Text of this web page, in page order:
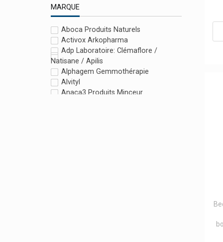
MARQUE
Aboca Produits Naturels
Activox Arkopharma
Adp Laboratoire: Clémaflore /
Natisane / Apilis
Alphagem Gemmothérapie
Alvityl
Anaca3 Produits Minceur